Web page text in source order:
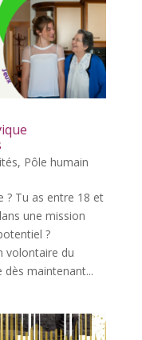
, Pôle humain
? Tu as entre 18 et
une mission
?
volontaire du
dès maintenant...